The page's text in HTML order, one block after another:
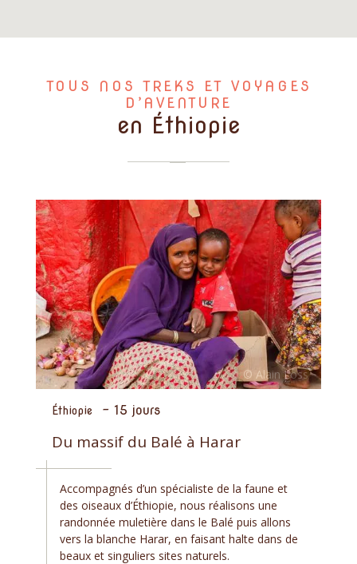
TOUS NOS TREKS ET VOYAGES
D’AVENTURE
en Éthiopie
Éthiopie - 15 jours
Du massif du Balé à Harar
Accompagnés d’un spécialiste de la faune et
des oiseaux d’Éthiopie, nous réalisons une
randonnée muletière dans le Balé puis allons
vers la blanche Harar, en faisant halte dans de
beaux et singuliers sites naturels.